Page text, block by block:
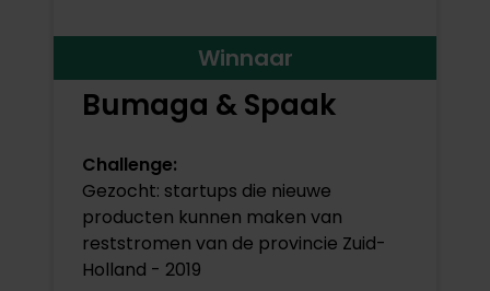
Winnaar
Bumaga & Spaak
Challenge:
Gezocht: startups die nieuwe
producten kunnen maken van
reststromen van de provincie Zuid-
Holland - 2019